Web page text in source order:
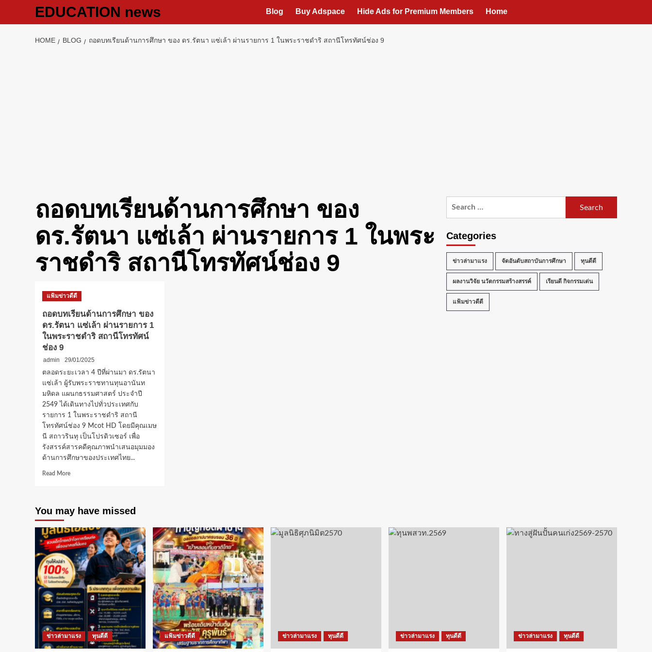
EDUCATION news Blog Buy Adspace Hide Ads for Premium Members Home
HOME BLOG ถอดบทเรียนด้านการศึกษา ของ ดร.รัตนา แซ่เล้า ผ่านรายการ 1 ในพระราชดำริ สถานีโทรทัศน์ช่อง 9
ถอดบทเรียนด้านการศึกษา ของ
ดร.รัตนา แซ่เล้า ผ่านรายการ 1 ในพระ
ราชดำริ สถานีโทรทัศน์ช่อง 9
แฟ้มข่าวดีดี
ถอดบทเรียนด้านการศึกษา ของ
ดร.รัตนา แซ่เล้า ผ่านรายการ 1
ในพระราชดำริ สถานีโทรทัศน์
ช่อง 9
admin
29/01/2025
ตลอดระยะเวลา 4 ปีที่ผ่านมา ดร.รัตนา
แซ่เล้า ผู้รับพระราชทานทุนอานันท
มหิดล แผนกธรรมศาสตร์ ประจำปี
2549 ได้เดินทางไปทั่วประเทศกับ
รายการ 1 ในพระราชดำริ สถานี
โทรทัศน์ช่อง 9 Mcot HD โดยมีคุณเมษ
นี สถาวรินทุ เป็นโปรดิวเซอร์ เพื่อ
รังสรรค์สารคดีคุณภาพนำเสนอมุมมอง
ด้านการศึกษาของประเทศไทย...
Read MoreRead
บท
เรียน
ด้าน
การ
ศึกษา
ของ
ดร.รัตนา
แซ่
เล้า
ผ่าน
รายการ
1
ใน
พระ
ราชดำริ
สถานี
Categories
ข่าวล่ามาแรง จัดอันดับสถาบันการศึกษา ทุนดีดี
ผลงานวิจัย นวัตกรรมสร้างสรรค์ เรียนดี กิจกรรมเด่น
แฟ้มข่าวดีดี
You may have missed
ข่าวล่ามาแรง ทุนดีดี แฟ้มข่าวดีดี ข่าวล่ามาแรง ทุนดีดี ข่าวล่ามาแรง ทุนดีดี ข่าวล่ามาแรง ทุนดีดี